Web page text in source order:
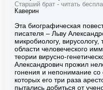
Старший брат - читать
Каверин
Эта биографическая
писателя – Льву
микробиологу,
области человеческого
теории вирусно-
Александрович прожил
гонения и непонимание со
которых его три раза
пытались добиться от